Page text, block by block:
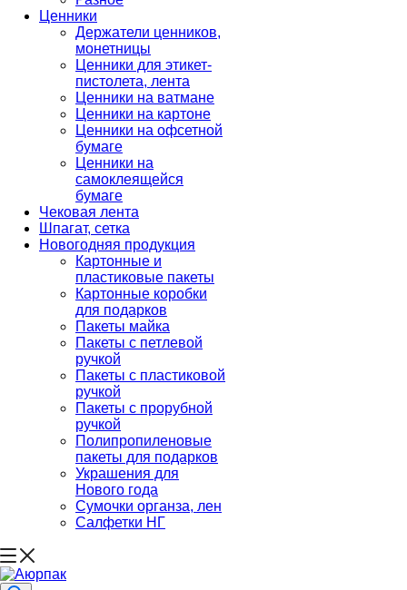
Ценники
Держатели ценников,
монетницы
Ценники для этикет-
пистолета, лента
Ценники на ватмане
Ценники на картоне
Ценники на офсетной
бумаге
Ценники на
самоклеящейся
бумаге
Чековая лента
Шпагат, сетка
Новогодняя продукция
Картонные и
пластиковые пакеты
Картонные коробки
для подарков
Пакеты майка
Пакеты с петлевой
ручкой
Пакеты с пластиковой
ручкой
Пакеты с прорубной
ручкой
Полипропиленовые
пакеты для подарков
Украшения для
Нового года
Сумочки органза, лен
Салфетки НГ